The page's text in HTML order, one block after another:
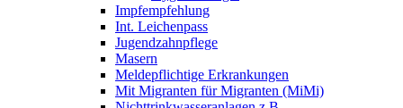
Impfempfehlung
Int. Leichenpass
Jugendzahnpflege
Masern
Meldepflichtige Erkrankungen
Mit Migranten für Migranten (MiMi)